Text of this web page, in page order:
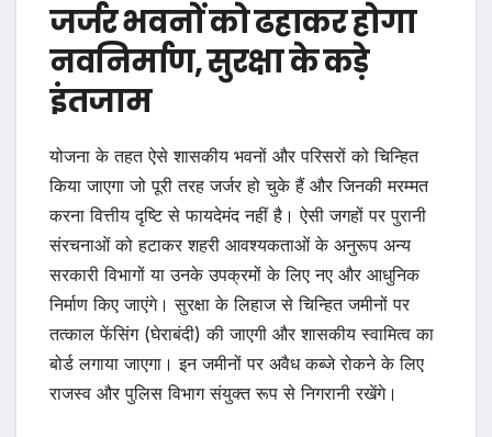
जर्जर भवनों को ढहाकर होगा
नवनिर्माण, सुरक्षा के कड़े
इंतजाम
योजना के तहत ऐसे शासकीय भवनों और परिसरों को चिन्हित
किया जाएगा जो पूरी तरह जर्जर हो चुके हैं और जिनकी मरम्मत
करना वित्तीय दृष्टि से फायदेमंद नहीं है। ऐसी जगहों पर पुरानी
संरचनाओं को हटाकर शहरी आवश्यकताओं के अनुरूप अन्य
सरकारी विभागों या उनके उपक्रमों के लिए नए और आधुनिक
निर्माण किए जाएंगे। सुरक्षा के लिहाज से चिन्हित जमीनों पर
तत्काल फेंसिंग (घेराबंदी) की जाएगी और शासकीय स्वामित्व का
बोर्ड लगाया जाएगा। इन जमीनों पर अवैध कब्जे रोकने के लिए
राजस्व और पुलिस विभाग संयुक्त रूप से निगरानी रखेंगे।